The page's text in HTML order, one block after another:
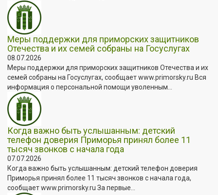
Меры поддержки для приморских защитников
Отечества и их семей собраны на Госуслугах
08.07.2026
Меры поддержки для приморских защитников Отечества и их
семей собраны на Госуслугах, сообщает www.primorsky.ru Вся
информация о персональной помощи уволенным...
Когда важно быть услышанным: детский
телефон доверия Приморья принял более 11
тысяч звонков с начала года
07.07.2026
Когда важно быть услышанным: детский телефон доверия
Приморья принял более 11 тысяч звонков с начала года,
сообщает www.primorsky.ru За первые...